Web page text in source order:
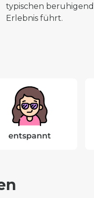
typischen
Erlebnis führt.
entspannt